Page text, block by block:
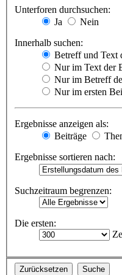
Unterforen durchsuchen:
Ja
Nein
Innerhalb suchen:
Betreff und Text
Nur im Text der
Nur im Betreff
Nur im ersten
Ergebnisse anzeigen als:
Beiträge
Ergebnisse sortieren nach:
Suchzeitraum begrenzen:
Die ersten: